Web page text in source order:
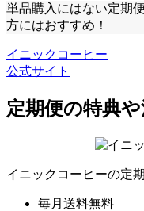
単品購入にはない定期
方にはおすすめ！
イニックコーヒー
公式サイト
定期便の特典
イニックコーヒーの定
毎月送料無料